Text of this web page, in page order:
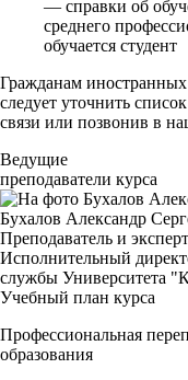
— справки об
среднего
обучается студент
Гражданам иностранных
следует уточнить
связи или позвонив в
Ведущие
преподаватели курса
Бухалов Александр
Преподаватель и
Исполнительный
службы Университета
Учебный план курса
Профессиональная
образования